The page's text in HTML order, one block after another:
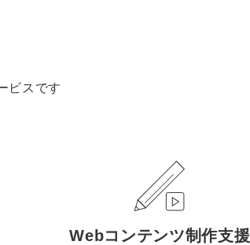
ビスです
Webコンテンツ制作支援